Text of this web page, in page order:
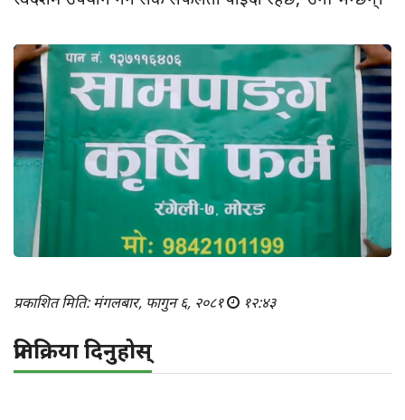
प्रकाशित मिति: मंगलबार, फागुन ६, २०८१ १२:४३
प्रतिक्रिया दिनुहोस्